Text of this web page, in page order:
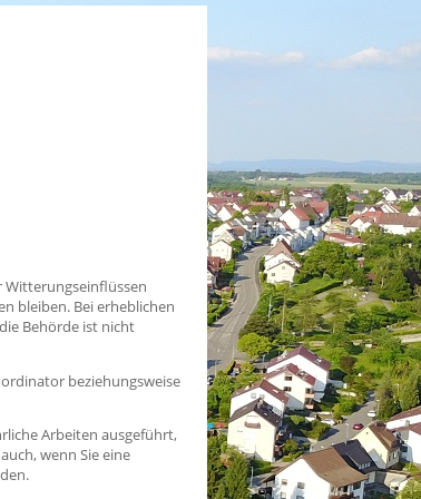
Witterungseinflüssen
bleiben. Bei erheblichen
Behörde ist nicht
beziehungsweise
Arbeiten ausgeführt,
wenn Sie eine